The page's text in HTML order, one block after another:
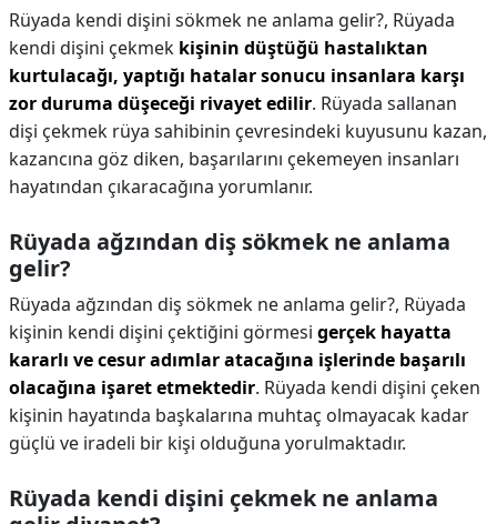
Rüyada kendi dişini sökmek ne anlama gelir?, Rüyada
kendi dişini çekmek kişinin düştüğü hastalıktan
kurtulacağı, yaptığı hatalar sonucu insanlara karşı
zor duruma düşeceği rivayet edilir. Rüyada sallanan
dişi çekmek rüya sahibinin çevresindeki kuyusunu kazan,
kazancına göz diken, başarılarını çekemeyen insanları
hayatından çıkaracağına yorumlanır.
Rüyada ağzından diş sökmek ne anlama
gelir?
Rüyada ağzından diş sökmek ne anlama gelir?, Rüyada
kişinin kendi dişini çektiğini görmesi gerçek hayatta
kararlı ve cesur adımlar atacağına işlerinde başarılı
olacağına işaret etmektedir. Rüyada kendi dişini çeken
kişinin hayatında başkalarına muhtaç olmayacak kadar
güçlü ve iradeli bir kişi olduğuna yorulmaktadır.
Rüyada kendi dişini çekmek ne anlama